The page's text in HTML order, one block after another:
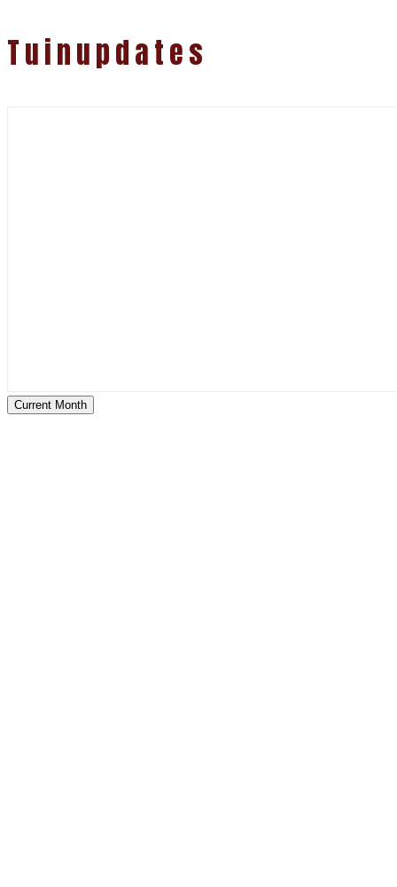
Tuinupdates
Current Month